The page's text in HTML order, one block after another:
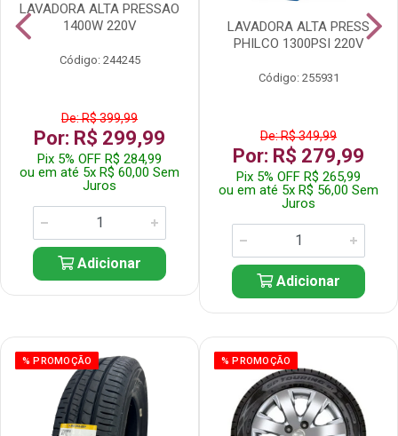
LAVADORA ALTA PRESSAO
1400W 220V
Código: 244245
De: R$ 399,99
Por: R$ 299,99
Pix 5% OFF R$ 284,99
ou em até 5x R$ 60,00 Sem
Juros
Adicionar
LAVADORA ALTA PRESS
PHILCO 1300PSI 220V
Código: 255931
De: R$ 349,99
Por: R$ 279,99
Pix 5% OFF R$ 265,99
ou em até 5x R$ 56,00 Sem
Juros
Adicionar
% PROMOÇÃO % PROMOÇÃO